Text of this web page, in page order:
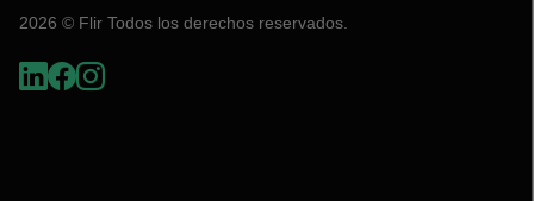
2026 © Flir Todos los derechos reservados.